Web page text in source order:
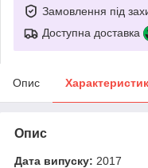
Замовлення під
Доступна доставка
Опис
Опис
Дата випуску: 2017